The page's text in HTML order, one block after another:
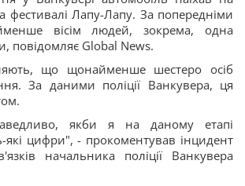
фестивалі Лапу-Лапу. За попередніми
вісім людей, зокрема, одна
повідомляє Global News.
що щонайменше шестеро осіб
За даними поліції Ванкувера, ця
якби я на даному етапі
які цифри", - прокоментував інцидент
начальника поліції Ванкувера